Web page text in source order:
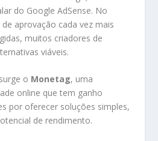
do Google AdSense. No
aprovação cada vez mais
muitos criadores de
viáveis.
o Monetag, uma
online que tem ganho
por oferecer soluções simples,
de rendimento.